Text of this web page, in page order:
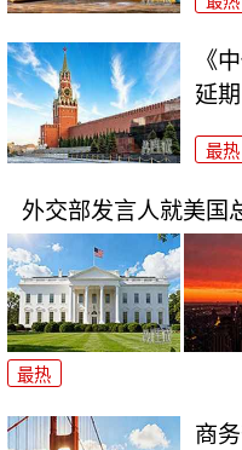
《
延期
最热
外交部发言人就美国
最热
商